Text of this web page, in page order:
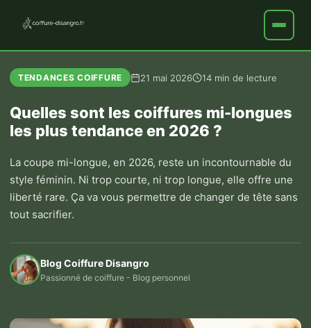
TENDANCES COIFFURE 21 mai 2026 14 min de lecture
Quelles sont les coiffures mi-longues
les plus tendance en 2026 ?
La coupe mi-longue, en 2026, reste un incontournable du
style féminin. Ni trop courte, ni trop longue, elle offre une
liberté rare. Ça va vous permettre de changer de tête sans
tout sacrifier.
Blog Coiffure Disangro
Passionné de coiffure - Blog personnel